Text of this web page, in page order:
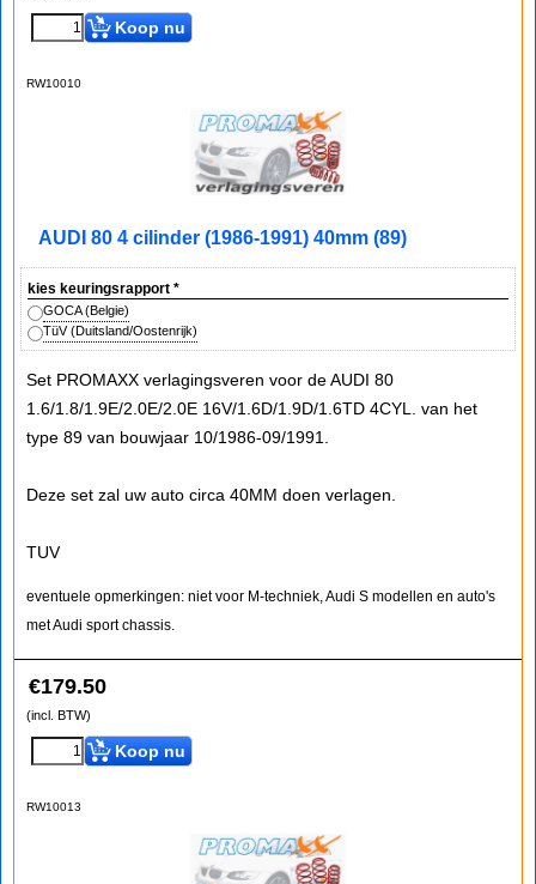
Koop nu
RW10010
AUDI 80 4 cilinder (1986-1991) 40mm (89)
kies keuringsrapport *
GOCA (Belgie)
TüV (Duitsland/Oostenrijk)
Set PROMAXX verlagingsveren voor de AUDI 80
1.6/1.8/1.9E/2.0E/2.0E 16V/1.6D/1.9D/1.6TD 4CYL. van het
type 89 van bouwjaar 10/1986-09/1991.
Deze set zal uw auto circa 40MM doen verlagen.
TUV
eventuele opmerkingen: niet voor M-techniek, Audi S modellen en auto's
met Audi sport chassis.
€179.50
(incl. BTW)
Koop nu
RW10013